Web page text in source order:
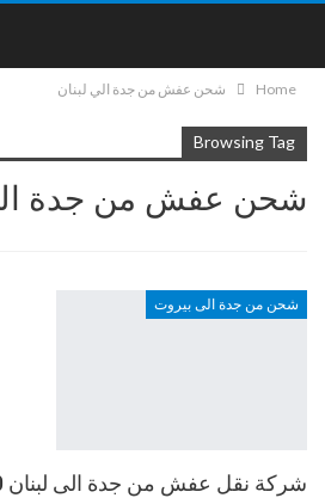
Home شحن عفش من جدة الي لبنان
Browsing Tag
شحن عفش من جدة
شحن من جدة الى بيروت
شركة نقل عفش من جدة الى لبنان 0561162260